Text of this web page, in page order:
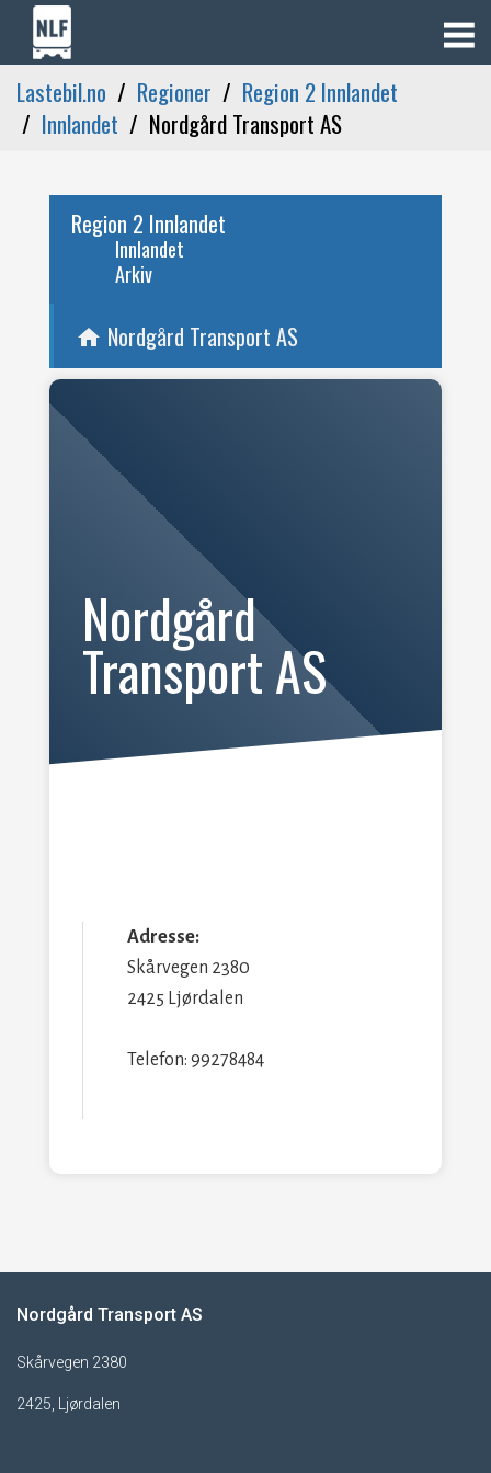
Lastebil.no Regioner
Region 2 Innlandet
Innlandet
Nordgård Transport AS
Region 2 Innlandet
Innlandet
Arkiv
home Nordgård Transport AS
Nordgård
Transport AS
Adresse:
Skårvegen 2380
2425 Ljørdalen
Telefon: 99278484
Nordgård Transport AS
Skårvegen 2380
2425, Ljørdalen